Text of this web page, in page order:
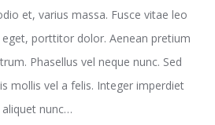
et, varius massa. Fusce vitae leo
eget, porttitor dolor. Aenean pretium
Phasellus vel neque nunc. Sed
mollis vel a felis. Integer imperdiet
nunc…